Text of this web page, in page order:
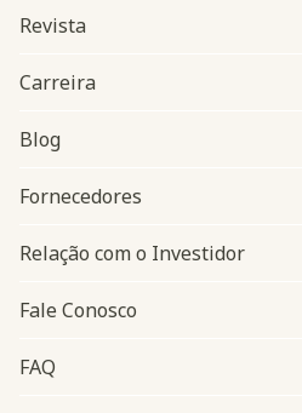
Navegação do rodapé
Revista
Carreira
Blog
Fornecedores
Relação com o Investidor
Fale Conosco
FAQ